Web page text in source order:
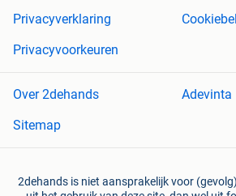
Privacyverklaring
Privacyvoorkeuren
Over 2dehands
Adevinta
Sitemap
2dehands is niet aansprakelijk voor